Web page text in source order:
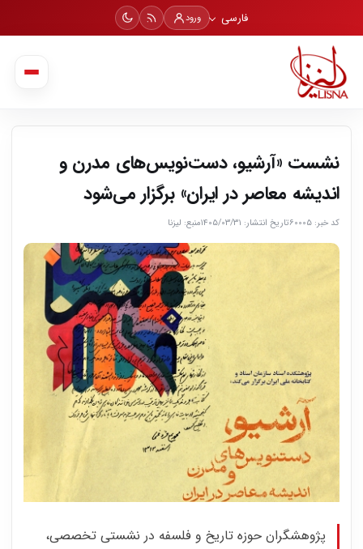
فارسی ورود
نشست «آرشیو، دست‌نویس‌های مدرن و
اندیشه معاصر در ایران» برگزار می‌شود
کد خبر: ۶۰۰۰۵ تاریخ انتشار: ۱۴۰۵/۰۳/۳۱ منبع: لیزنا
پژوهشگران حوزه تاریخ و فلسفه در نشستی تخصصی،